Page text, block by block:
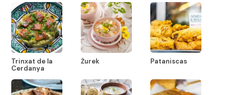
Trinxat de la
Cerdanya
Żurek Pataniscas